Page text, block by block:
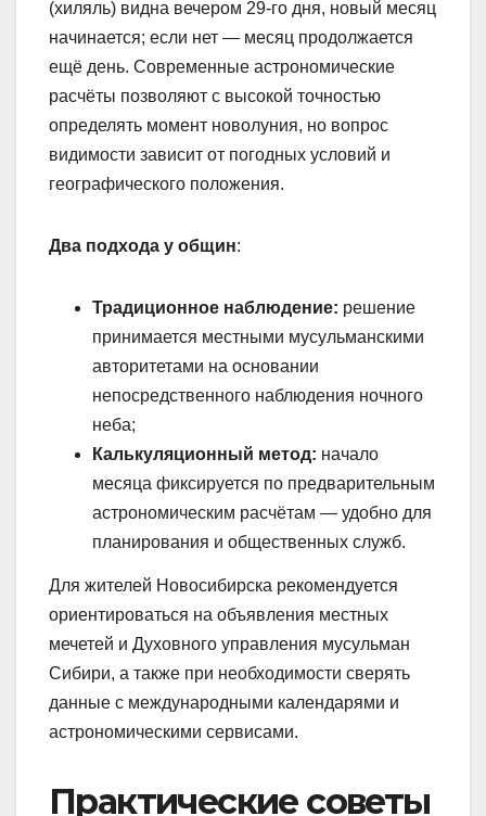
(хиляль) видна вечером 29-го дня, новый месяц
начинается; если нет — месяц продолжается
ещё день. Современные астрономические
расчёты позволяют с высокой точностью
определять момент новолуния, но вопрос
видимости зависит от погодных условий и
географического положения.
Два подхода у общин:
Традиционное наблюдение: решение
принимается местными мусульманскими
авторитетами на основании
непосредственного наблюдения ночного
неба;
Калькуляционный метод: начало
месяца фиксируется по предварительным
астрономическим расчётам — удобно для
планирования и общественных служб.
Для жителей Новосибирска рекомендуется
ориентироваться на объявления местных
мечетей и Духовного управления мусульман
Сибири, а также при необходимости сверять
данные с международными календарями и
астрономическими сервисами.
Практические советы